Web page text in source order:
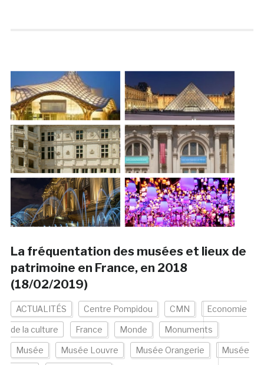
La fréquentation des musées et lieux de
patrimoine en France, en 2018
(18/02/2019)
ACTUALITÉS Centre Pompidou CMN Economie
de la culture France Monde Monuments
Musée Musée Louvre Musée Orangerie Musée